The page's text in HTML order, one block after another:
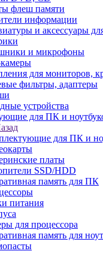
флеш памяти
информации
и аксессуары
и микрофоны
для мониторов,
фильтры, адаптеры
устройства
для ПК и
для ПК и
платы
SSD/HDD
память для ПК
питания
для процессора
память для